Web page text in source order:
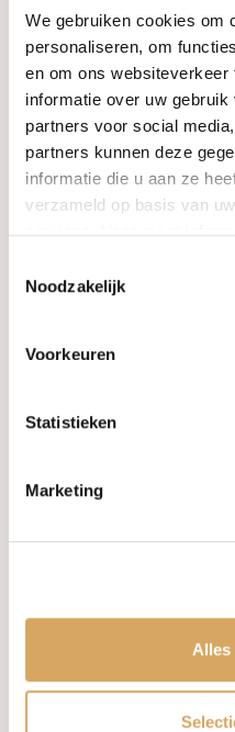
We gebruiken cookies om
personaliseren, om
en om ons
informatie over uw
partners voor social
partners kunnen deze
informatie die u aan ze
verzameld op basis van
Noodzakelijk
Voorkeuren
Statistieken
Marketing
Alles
Horloges
Juwelen
Trouwringen
PRE-OWNED
Informatie
Leveringsvoorwaarden